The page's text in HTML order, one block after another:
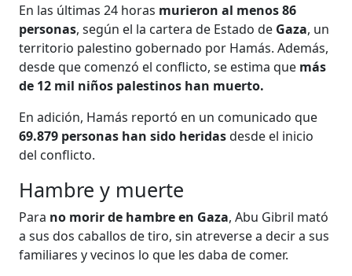
En las últimas 24 horas murieron al menos 86
personas, según el la cartera de Estado de Gaza, un
territorio palestino gobernado por Hamás. Además,
desde que comenzó el conflicto, se estima que más
de 12 mil niños palestinos han muerto.
En adición, Hamás reportó en un comunicado que
69.879 personas han sido heridasdesde el inicio
del conflicto.
Hambre y muerte
Para no morir de hambre en Gaza, Abu Gibril mató
a sus dos caballos de tiro, sin atreverse a decir a sus
familiares y vecinos lo que les daba de comer.